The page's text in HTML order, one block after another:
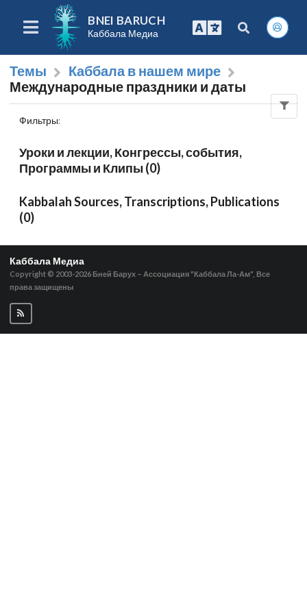
BNEI BARUCH
Каббала Медиа
Темы
Каббала в нашем мире
Международные праздники и даты
Фильтры:
Уроки и лекции, Конгрессы, события,
Программы и Клипы (0)
Kabbalah Sources, Transcriptions, Publications
(0)
Каббала Медиа
Copyright © 2003-2026 Бней Барух – Ассоциация "Каббала Ла-Ам", Все
права защищены